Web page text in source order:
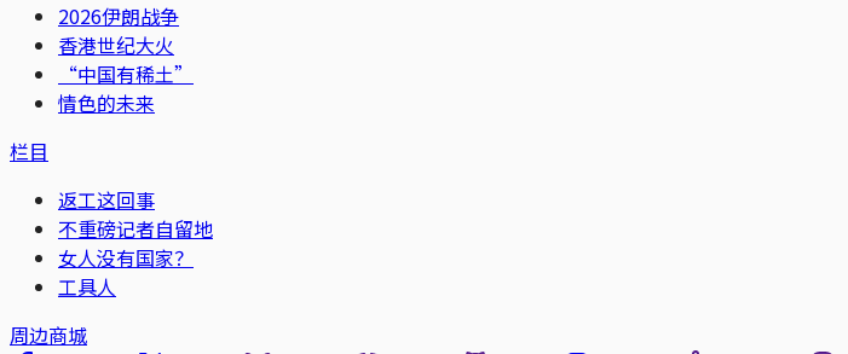
2026伊朗战争
香港世纪大火
“中国有稀土”
情色的未来
栏目
返工这回事
不重磅记者自留地
女人没有国家？
工具人
周边商城